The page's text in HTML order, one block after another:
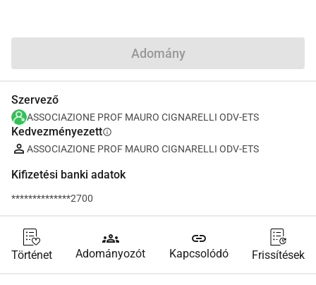
Adomány
Szervező
ASSOCIAZIONE PROF MAURO CIGNARELLI ODV-ETS
Kedvezményezettinfo
ASSOCIAZIONE PROF MAURO CIGNARELLI ODV-ETS
Kifizetési banki adatok
**************2700
Történet
groups
Adományozót
link
Kapcsolódó Frissítések